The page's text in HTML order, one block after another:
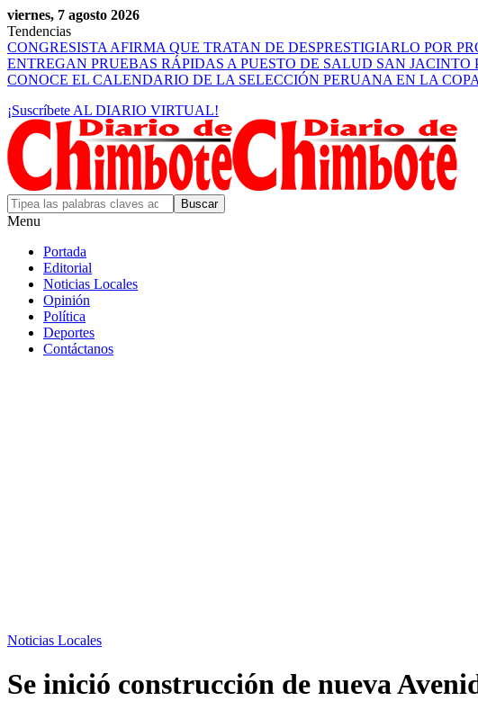
viernes, 7 agosto 2026
Tendencias
CONGRESISTA AFIRMA QUE TRATAN DE DESPRESTIGIARLO POR
ENTREGAN PRUEBAS RÁPIDAS A PUESTO DE SALUD SAN
CONOCE EL CALENDARIO DE LA SELECCIÓN PERUANA EN LA
¡Suscríbete AL DIARIO VIRTUAL!
Menu
Portada
Editorial
Noticias Locales
Opinión
Política
Deportes
Contáctanos
Noticias Locales
Se inició construcción de nueva